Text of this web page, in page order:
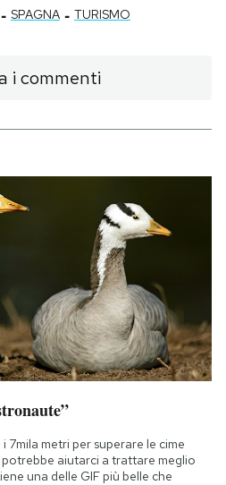
- SPAGNA - TURISMO
i commenti
metri per superare le cime
aiutarci a trattare meglio
una delle GIF più belle che